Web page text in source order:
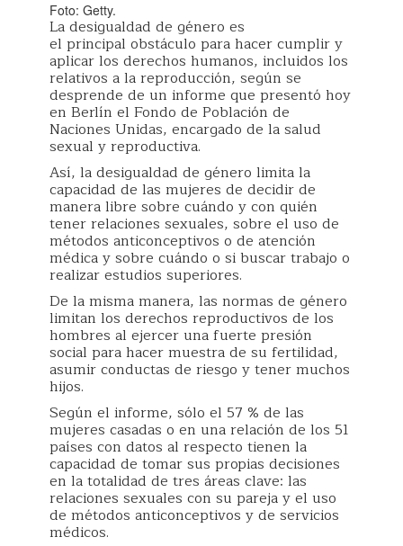
Foto: Getty.
La desigualdad de género es
el principal obstáculo para hacer cumplir y
aplicar los derechos humanos, incluidos los
relativos a la reproducción, según se
desprende de un informe que presentó hoy
en Berlín el Fondo de Población de
Naciones Unidas, encargado de la salud
sexual y reproductiva.
Así, la desigualdad de género limita la
capacidad de las mujeres de decidir de
manera libre sobre cuándo y con quién
tener relaciones sexuales, sobre el uso de
métodos anticonceptivos o de atención
médica y sobre cuándo o si buscar trabajo o
realizar estudios superiores.
De la misma manera, las normas de género
limitan los derechos reproductivos de los
hombres al ejercer una fuerte presión
social para hacer muestra de su fertilidad,
asumir conductas de riesgo y tener muchos
hijos.
Según el informe, sólo el 57 % de las
mujeres casadas o en una relación de los 51
países con datos al respecto tienen la
capacidad de tomar sus propias decisiones
en la totalidad de tres áreas clave: las
relaciones sexuales con su pareja y el uso
de métodos anticonceptivos y de servicios
médicos.